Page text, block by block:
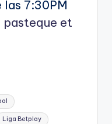
las 7:30PM
pasteque et
Liga Betplay